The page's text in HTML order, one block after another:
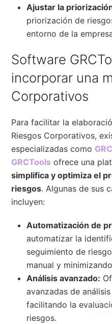
Ajustar la
priorización de
entorno de la
Software
incorporar una
Corporativos
Para facilitar la
Riesgos Corporativos,
especializadas como
GRCTools ofrece una
simplifica y optimiza el
riesgos. Algunas de sus
incluyen:
Automatización de
automatizar la
seguimiento de
manual y
Análisis avanzado:
avanzadas de
facilitando la
riesgos.